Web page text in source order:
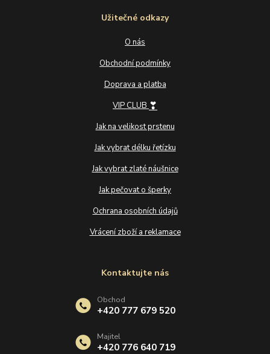
Užitečné odkazy
O nás
Obchodní podmínky
Doprava a platba
VIP CLUB ❣
Jak na velikost prstenu
Jak vybrat délku řetízku
Jak vybrat zlaté náušnice
Jak pečovat o šperky
Ochrana osobních údajů
Vrácení zboží a reklamace
Kontaktujte nás
Obchod
+420 777 679 520
Majitel
+420 776 640 719